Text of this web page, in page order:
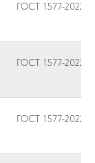
ГОСТ 1577-2022
ГОСТ 1577-2022
ГОСТ 1577-2022